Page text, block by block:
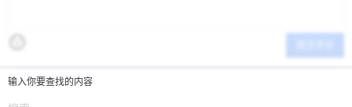
输入你要查找的内容